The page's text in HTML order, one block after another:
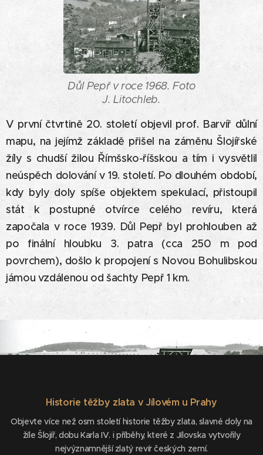
Důl Pepř v roce 1968. Foto
J. Litochleb.
V první čtvrtině 20. století objevil prof. Barvíř důlní
mapu, na jejímž základě přišel na záměnu Šlojířské
žíly s chudší žilou Římšsko-říšskou a tím i vysvětlil
neúspěch dolování v 19. století. Po dlouhém období,
kdy byly doly spíše objektem spekulací, přistoupil
stát k postupné otvírce celého revíru, která
započala v roce 1939. Důl Pepř byl prohlouben až
po finální hloubku 3. patra (cca 250 m pod
povrchem), došlo k propojení s Novou Bohulibskou
jámou vzdálenou od šachty Pepř 1 km.
Historie těžby zlata v Jílovém u Prahy
Objevte více než osm století historie těžby zlata, slavné doly na
žíle Šlojíř, dobu Karla IV. i příběhy, které z Jílovska vytvořily
nejvýznamnější zlatý revír českých zemí.